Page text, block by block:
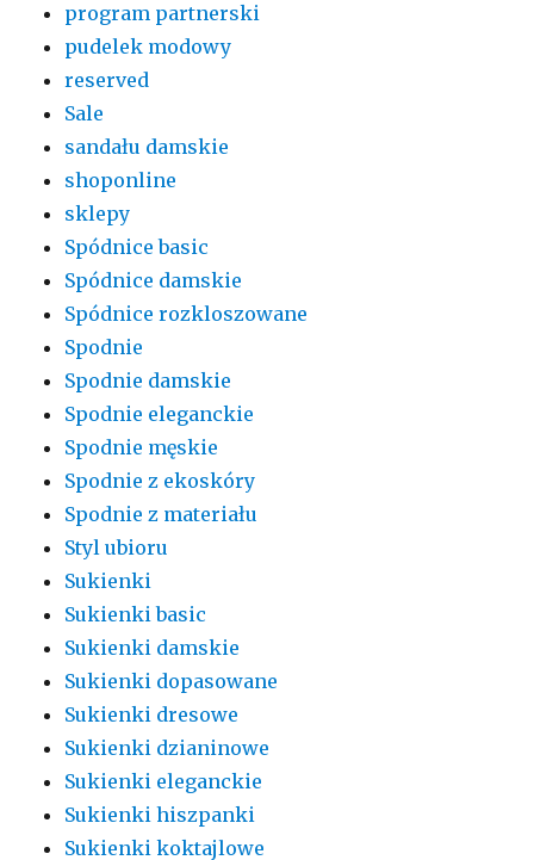
program partnerski
pudelek modowy
reserved
Sale
sandału damskie
shoponline
sklepy
Spódnice basic
Spódnice damskie
Spódnice rozkloszowane
Spodnie
Spodnie damskie
Spodnie eleganckie
Spodnie męskie
Spodnie z ekoskóry
Spodnie z materiału
Styl ubioru
Sukienki
Sukienki basic
Sukienki damskie
Sukienki dopasowane
Sukienki dresowe
Sukienki dzianinowe
Sukienki eleganckie
Sukienki hiszpanki
Sukienki koktajlowe